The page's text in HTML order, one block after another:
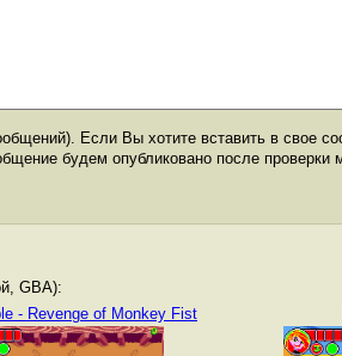
Если Вы хотите вставить в свое
будем опубликовано после проверки
GBA):
- Revenge of Monkey Fist